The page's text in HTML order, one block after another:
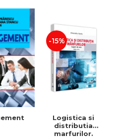
-15%
Logistica si
distributia
marfurilor.